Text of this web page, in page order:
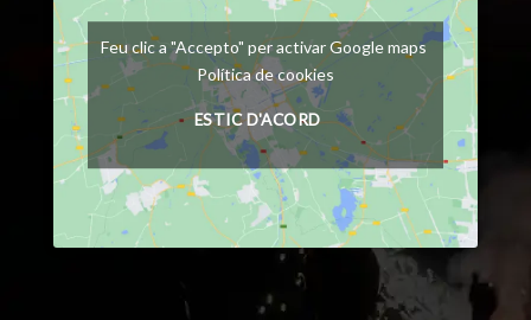
Feu clic a "Accepto" per activar Google maps
Política de cookies
ESTIC D'ACORD